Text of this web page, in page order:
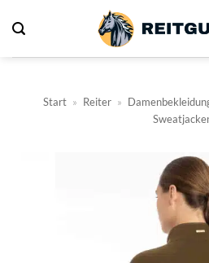
Inhalt
springen
Start » Reiter »